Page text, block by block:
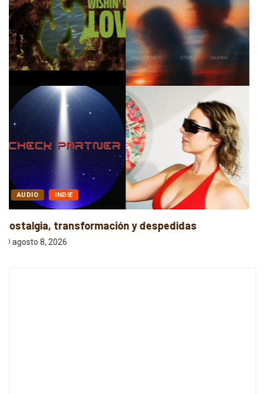
ALTERNATIVO
Entre la Melodía y la Rebeldía
agosto 8, 2026